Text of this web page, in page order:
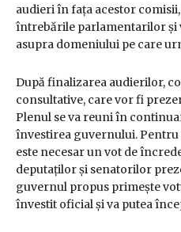
audieri în fața acestor
întrebările parlamentarilor și
asupra domeniului pe care
După finalizarea audierilor,
consultative, care vor fi
Plenul se va reuni în
învestirea guvernului. Pentru
este necesar un vot de
deputaților și senatorilor
guvernul propus primește
învestit oficial și va putea